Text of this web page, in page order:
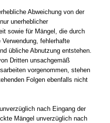
Abweichung von der
unerheblicher
sowie für Mängel, die durch
fehlerhafte
übliche Abnutzung entstehen.
Dritten unsachgemäß
vorgenommen, stehen
Folgen ebenfalls nicht
nach Eingang der
Mängel unverzüglich nach